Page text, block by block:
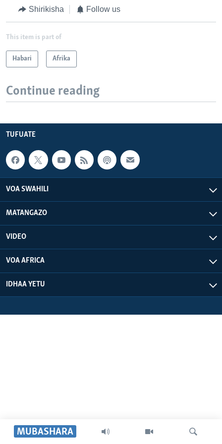
MUBASHARA
i
o
i
t
s
l
Shirikisha Follow us
This item is part of
Habari Afrika
Continue reading
TUFUATE
VOA SWAHILI
MATANGAZO
VIDEO
VOA AFRICA
IDHAA YETU